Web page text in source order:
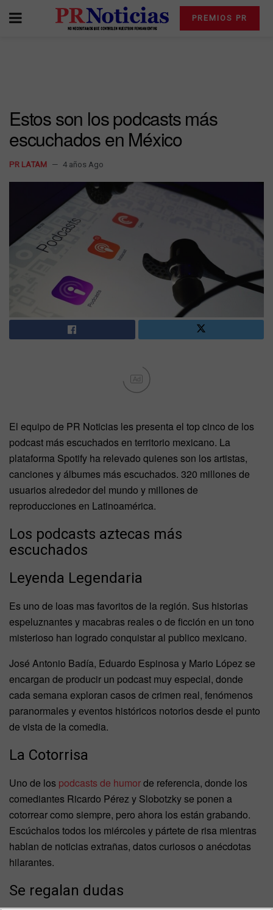
PREMIOS PR
Estos son los podcasts más
escuchados en México
PR LATAM 4 años Ago
Ad
El equipo de PR Noticias les presenta el top cinco de los
podcast más escuchados en territorio mexicano. La
plataforma Spotify ha relevado quienes son los artistas,
canciones y álbumes más escuchados. 320 millones de
usuarios alrededor del mundo y millones de
reproducciones en Latinoamérica.
Los podcasts aztecas más
escuchados
Leyenda Legendaria
Es uno de loas mas favoritos de la región. Sus historias
espeluznantes y macabras reales o de ficción en un tono
misterioso han logrado conquistar al publico mexicano.
José Antonio Badía, Eduardo Espinosa y Mario López se
encargan de producir un podcast muy especial, donde
cada semana exploran casos de crimen real, fenómenos
paranormales y eventos históricos notorios desde el punto
de vista de la comedia.
La Cotorrisa
Uno de los podcasts de humorde referencia, donde los
comediantes Ricardo Pérez y Slobotzky se ponen a
cotorrear como siempre, pero ahora los están grabando.
Escúchalos todos los miércoles y pártete de risa mientras
hablan de noticias extrañas, datos curiosos o anécdotas
hilarantes.
Se regalan dudas